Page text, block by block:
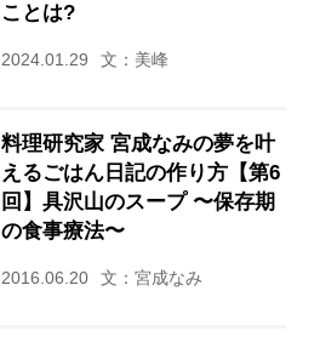
ことは?
2024.01.29 文：美峰
料理研究家 宮成なみの夢を叶
えるごはん日記の作り方【第6
回】具沢山のスープ 〜保存期
の食事療法〜
2016.06.20 文：宮成なみ